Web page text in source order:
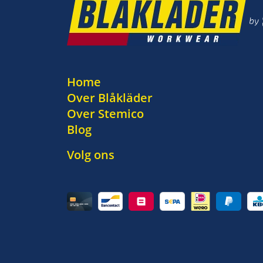
Home
Over Blåkläder
Over Stemico
Blog
Volg ons